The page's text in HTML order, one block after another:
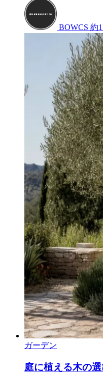
BOWCS 約
ガーデン
庭に植える木の